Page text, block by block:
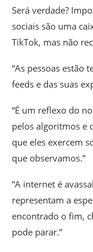
Será verdade?
sociais são uma
TikTok, mas não
“As pessoas estão
feeds e das suas
“É um reflexo do
pelos algoritmos e
que eles exercem
que observamos.”
“A internet é
representam a
encontrado o fim,
pode parar.”